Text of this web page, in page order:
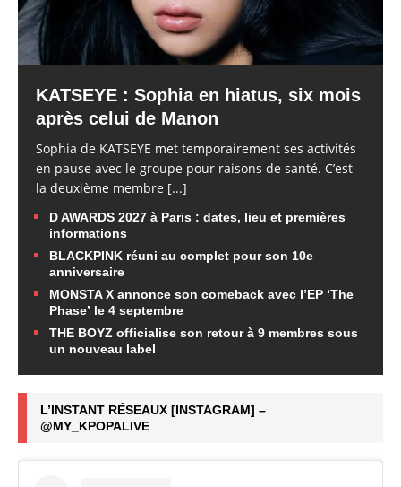
KATSEYE : Sophia en hiatus, six mois
après celui de Manon
Sophia de KATSEYE met temporairement ses activités
en pause avec le groupe pour raisons de santé. C’est
la deuxième membre [...]
D AWARDS 2027 à Paris : dates, lieu et premières
informations
BLACKPINK réuni au complet pour son 10e
anniversaire
MONSTA X annonce son comeback avec l’EP ‘The
Phase’ le 4 septembre
THE BOYZ officialise son retour à 9 membres sous
un nouveau label
L’INSTANT RÉSEAUX [INSTAGRAM] –
@MY_KPOPALIVE